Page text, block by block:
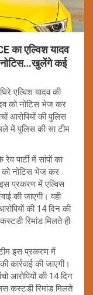
का एल्विश यादव
कई
एल्विश यादव की
को नोटिस भेज कर
आरोपियों की पुलिस
में पुलिस की सा टीम
पार्टी में सांपों का
को नोटिस भेज कर
प्रकरण में एल्विस
की जाएगी। वही
की 14 दिन की
रिमांड मिलते ही
इस प्रकरण में
की जाएगी।
आरोपियों की 14 दिन
कस्टडी रिमांड मिलते